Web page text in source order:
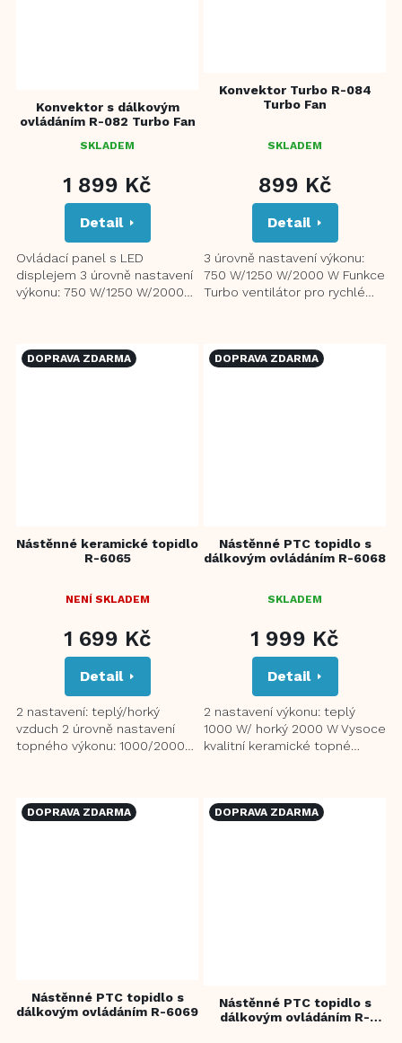
Konvektor s dálkovým
ovládáním R-082 Turbo Fan
PRŮMĚRNÉ
PRODUKTU
5
HVĚZDIČEK.
SKLADEM
1 899 Kč
Detail
Ovládací panel s LED
displejem 3 úrovně nastavení
výkonu: 750 W/1250 W/2000
Konvektor Turbo R-084
Turbo Fan
SKLADEM
899 Kč
Detail
3 úrovně nastavení výkonu:
750 W/1250 W/2000 W Funkce
Turbo ventilátor pro rychlé
DOPRAVA ZDARMA
Nástěnné keramické topidlo
R-6065
NENÍ SKLADEM
1 699 Kč
Detail
2 nastavení: teplý/horký
vzduch 2 úrovně nastavení
topného výkonu: 1000/2000
DOPRAVA ZDARMA
Nástěnné PTC topidlo s
dálkovým ovládáním R-6068
SKLADEM
1 999 Kč
Detail
2 nastavení výkonu: teplý
1000 W/ horký 2000 W Vysoce
kvalitní keramické topné
DOPRAVA ZDARMA
Nástěnné PTC topidlo s
dálkovým ovládáním R-6069
DOPRAVA ZDARMA
Nástěnné PTC topidlo s
dálkovým ovládáním R-